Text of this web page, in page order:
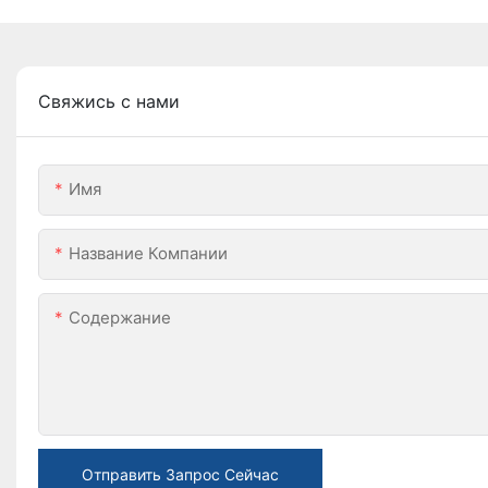
Свяжись с нами
Имя
Название Компании
Содержание
Отправить Запрос Сейчас